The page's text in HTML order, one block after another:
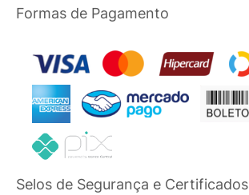
Formas de Pagamento
Selos de Segurança e Certificados